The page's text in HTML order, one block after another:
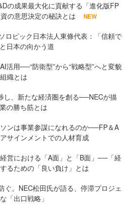
の成果最大化に貢献する「進化版FP
の意思決定の秘訣とは
NEW
ロピック日本法人東條代表：「信頼で
日本の向かう道
活用──“防衛型”から“戦略型”へと変貌
織とは
し、新たな経済圏を創る──NECが描
の勝ち筋とは
ンは事業参謀になれるのか──FP＆A
サインメントでの人材育成
営における「A面」と「B面」──「経
るための「良い負け」とは
ぐ。NEC松田氏が語る、停滞プロジェ
「出口戦略」